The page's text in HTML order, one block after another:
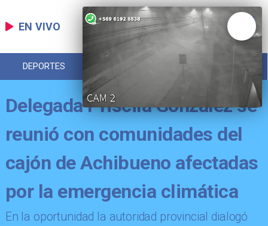
EN VIVO
DEPORTES REGIONAL
Delegada Priscila González se
reunió con comunidades del
cajón de Achibueno afectadas
por la emergencia climática
En la oportunidad la autoridad provincial dialogó